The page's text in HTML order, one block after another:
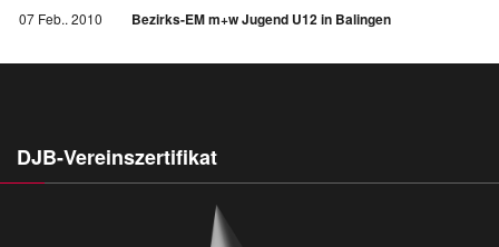
07 Feb.. 2010 Bezirks-EM m+w Jugend U12 in Balingen
DJB-Vereinszertifikat